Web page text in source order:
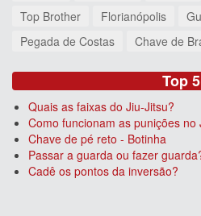
Top Brother
Florianópolis
Pegada de Costas
Chave de
Top 5
Quais as faixas do Jiu-Jitsu?
Como funcionam as punições no
Chave de pé reto - Botinha
Passar a guarda ou fazer
Cadê os pontos da inversão?